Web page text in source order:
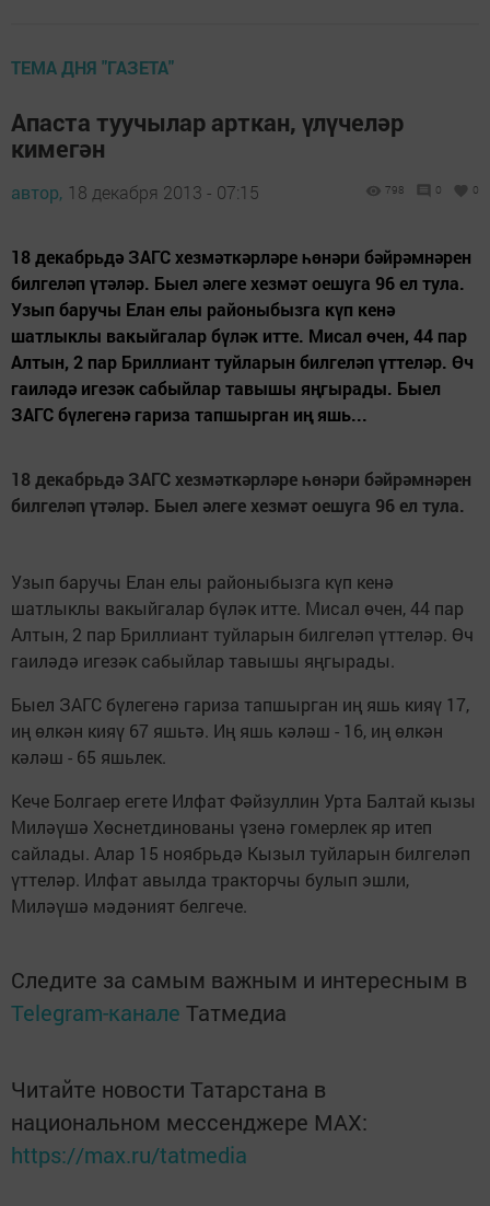
ТЕМА ДНЯ "ГАЗЕТА"
Апаста туучылар арткан, үлүчеләр
кимегән
автор, 18 декабря 2013 - 07:15 798 0 0
18 декабрьдә ЗАГС хезмәткәрләре һөнәри бәйрәмнәрен
билгеләп үтәләр. Быел әлеге хезмәт оешуга 96 ел тула.
Узып баручы Елан елы районыбызга күп кенә
шатлыклы вакыйгалар бүләк итте. Мисал өчен, 44 пар
Алтын, 2 пар Бриллиант туйларын билгеләп үттеләр. Өч
гаиләдә игезәк сабыйлар тавышы яңгырады. Быел
ЗАГС бүлегенә гариза тапшырган иң яшь...
18 декабрьдә ЗАГС хезмәткәрләре һөнәри бәйрәмнәрен
билгеләп үтәләр. Быел әлеге хезмәт оешуга 96 ел тула.
Узып баручы Елан елы районыбызга күп кенә
шатлыклы вакыйгалар бүләк итте. Мисал өчен, 44 пар
Алтын, 2 пар Бриллиант туйларын билгеләп үттеләр. Өч
гаиләдә игезәк сабыйлар тавышы яңгырады.
Быел ЗАГС бүлегенә гариза тапшырган иң яшь кияү 17,
иң өлкән кияү 67 яшьтә. Иң яшь кәләш - 16, иң өлкән
кәләш - 65 яшьлек.
Кече Болгаер егете Илфат Фәйзуллин Урта Балтай кызы
Миләүшә Хөснетдинованы үзенә гомерлек яр итеп
сайлады. Алар 15 ноябрьдә Кызыл туйларын билгеләп
үттеләр. Илфат авылда тракторчы булып эшли,
Миләүшә мәдәният белгече.
Следите за самым важным и интересным в
Telegram-канале Татмедиа
Читайте новости Татарстана в
национальном мессенджере MАХ:
https://max.ru/tatmedia